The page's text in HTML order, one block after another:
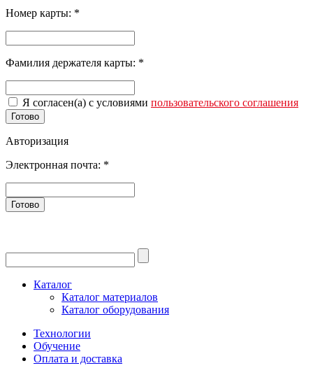
Номер карты: *
Фамилия держателя карты: *
Я согласен(а) с условиями пользовательского соглашения
Готово
Авторизация
Электронная почта: *
Готово
Каталог
Каталог материалов
Каталог оборудования
Технологии
Обучение
Оплата и доставка